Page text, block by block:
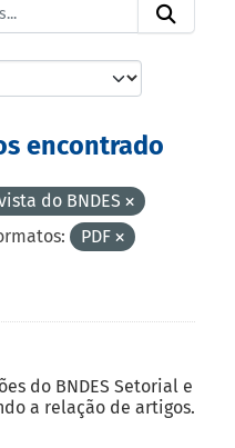
encontrado
do BNDES
PDF
do BNDES Setorial e
a relação de artigos.